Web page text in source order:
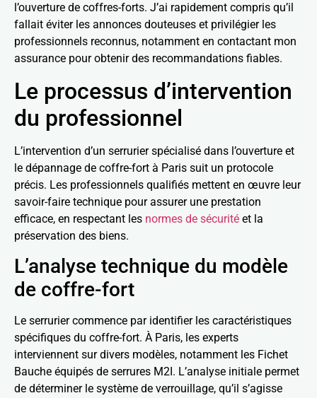
l’ouverture de coffres-forts. J’ai rapidement compris qu’il
fallait éviter les annonces douteuses et privilégier les
professionnels reconnus, notamment en contactant mon
assurance pour obtenir des recommandations fiables.
Le processus d’intervention
du professionnel
L’intervention d’un serrurier spécialisé dans l’ouverture et
le dépannage de coffre-fort à Paris suit un protocole
précis. Les professionnels qualifiés mettent en œuvre leur
savoir-faire technique pour assurer une prestation
efficace, en respectant les normes de sécurité et la
préservation des biens.
L’analyse technique du modèle
de coffre-fort
Le serrurier commence par identifier les caractéristiques
spécifiques du coffre-fort. À Paris, les experts
interviennent sur divers modèles, notamment les Fichet
Bauche équipés de serrures M2I. L’analyse initiale permet
de déterminer le système de verrouillage, qu’il s’agisse